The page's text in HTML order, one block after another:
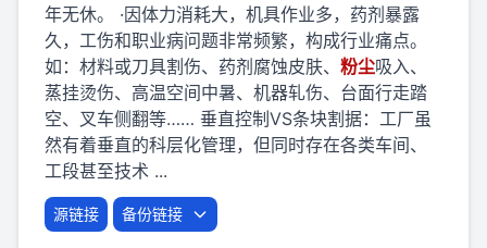
年无休。 ·因体力消耗大，机具作业多，药剂暴露
久，工伤和职业病问题非常频繁，构成行业痛点。
如：材料或刀具割伤、药剂腐蚀皮肤、 粉尘吸入、
蒸挂烫伤、高温空间中暑、机器轧伤、台面行走踏
空、叉车侧翻等…… 垂直控制VS条块割据：工厂虽
然有着垂直的科层化管理，但同时存在各类车间、
工段甚至技术 ...
源链接 备份链接